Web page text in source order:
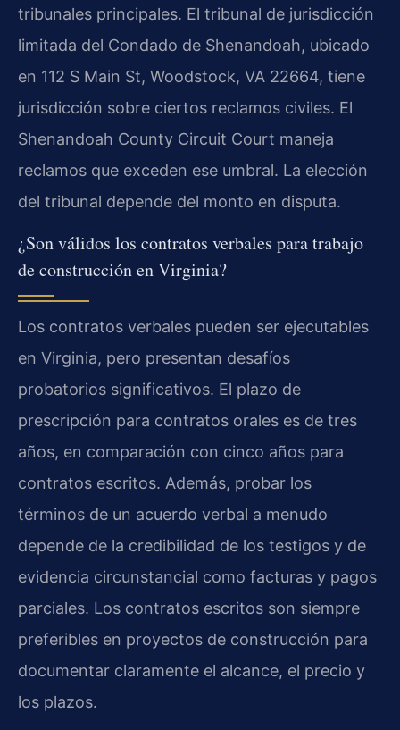
tribunales principales. El tribunal de jurisdicción
limitada del Condado de Shenandoah, ubicado
en 112 S Main St, Woodstock, VA 22664, tiene
jurisdicción sobre ciertos reclamos civiles. El
Shenandoah County Circuit Court maneja
reclamos que exceden ese umbral. La elección
del tribunal depende del monto en disputa.
¿Son válidos los contratos verbales para trabajo
de construcción en Virginia?
Los contratos verbales pueden ser ejecutables
en Virginia, pero presentan desafíos
probatorios significativos. El plazo de
prescripción para contratos orales es de tres
años, en comparación con cinco años para
contratos escritos. Además, probar los
términos de un acuerdo verbal a menudo
depende de la credibilidad de los testigos y de
evidencia circunstancial como facturas y pagos
parciales. Los contratos escritos son siempre
preferibles en proyectos de construcción para
documentar claramente el alcance, el precio y
los plazos.